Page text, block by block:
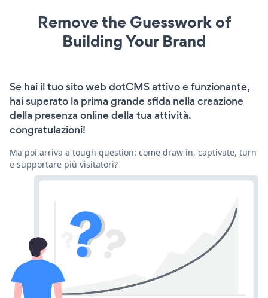
Remove the Guesswork of
Building Your Brand
Se hai il tuo sito web dotCMS attivo e funzionante,
hai superato la prima grande sfida nella creazione
della presenza online della tua attività.
congratulazioni!
Ma poi arriva a tough question: come draw in, captivate, turn
e supportare più visitatori?